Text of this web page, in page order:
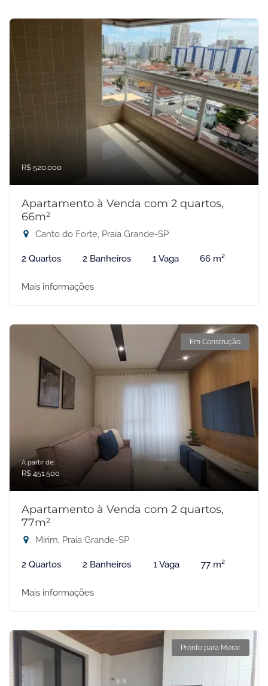
R$ 520.000
Apartamento à Venda com 2 quartos,
66m²
Canto do Forte, Praia Grande-SP
2 Quartos 2 Banheiros 1 Vaga 66 m²
Mais informações
Em Construção
A partir de:
R$ 451.500
Apartamento à Venda com 2 quartos,
77m²
Mirim, Praia Grande-SP
2 Quartos 2 Banheiros 1 Vaga 77 m²
Mais informações
Pronto para Morar